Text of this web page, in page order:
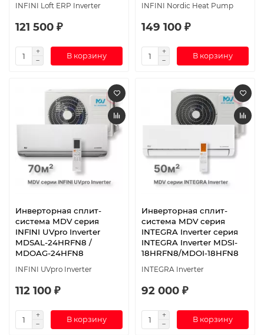
INFINI Loft ERP Inverter
121 500 ₽
В корзину
INFINI Nordic Heat Pump
149 100 ₽
В корзину
Инверторная сплит-
система MDV серия
INFINI UVpro Inverter
MDSAL-24HRFN8 /
MDOAG-24HFN8
INFINI UVpro Inverter
112 100 ₽
В корзину
Инверторная сплит-
система MDV серия
INTEGRA Inverter серия
INTEGRA Inverter MDSI-
18HRFN8/MDOI-18HFN8
INTEGRA Inverter
92 000 ₽
В корзину